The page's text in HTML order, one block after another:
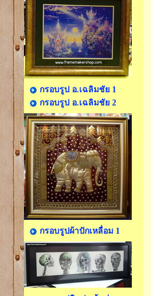
กรอบรูป อ.เฉลิมชัย 1
กรอบรูป อ.เฉลิมชัย 2
กรอบรูปผ้าปักเหลื่อม 1